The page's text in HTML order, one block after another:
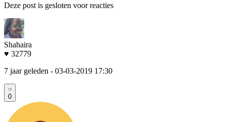
Deze post is gesloten voor reacties
Shahaira
♥ 32779
7 jaar geleden - 03-03-2019 17:30
0